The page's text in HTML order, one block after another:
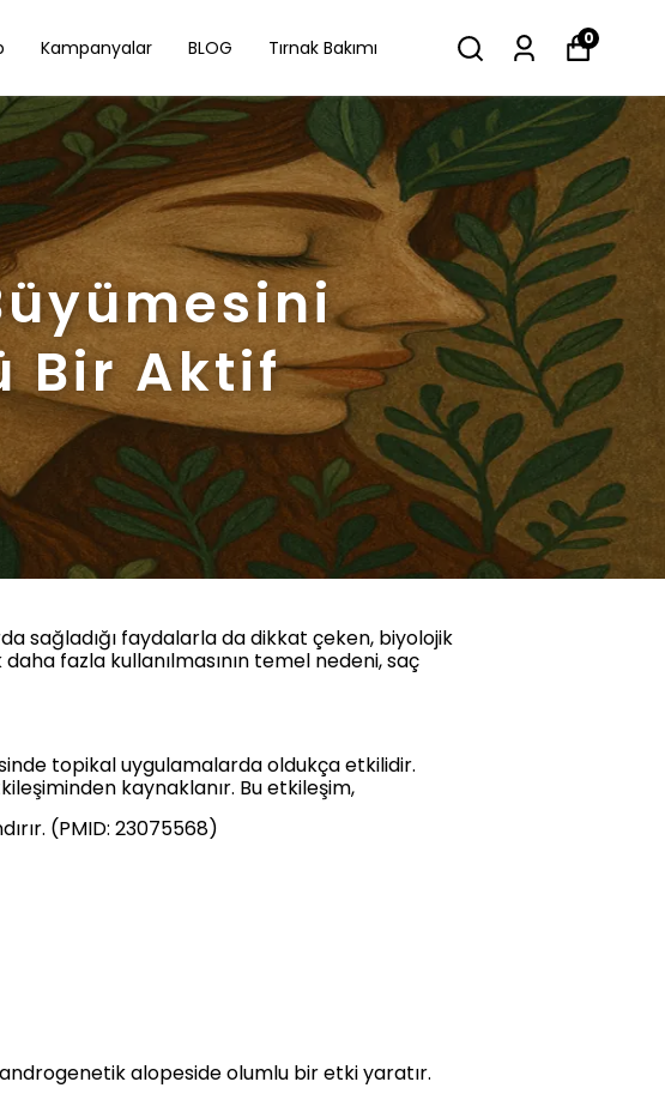
Kampanyalar BLOG Tırnak Bakımı 0
Bir Aktif
sağladığı faydalarla da dikkat çeken, biyolojik
fazla kullanılmasının temel nedeni, saç
topikal uygulamalarda oldukça etkilidir.
kaynaklanır. Bu etkileşim,
(PMID: 23075568)
alopeside olumlu bir etki yaratır.